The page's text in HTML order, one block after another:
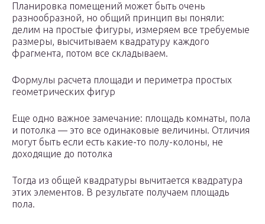
Планировка помещений может быть очень
разнообразной, но общий принцип вы поняли:
делим на простые фигуры, измеряем все требуемые
размеры, высчитываем квадратуру каждого
фрагмента, потом все складываем.
Формулы расчета площади и периметра простых
геометрических фигур
Еще одно важное замечание: площадь комнаты, пола
и потолка — это все одинаковые величины. Отличия
могут быть если есть какие-то полу-колоны, не
доходящие до потолка
Тогда из общей квадратуры вычитается квадратура
этих элементов. В результате получаем площадь
пола.